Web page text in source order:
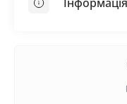
Самовирівнююча
Гарантія та